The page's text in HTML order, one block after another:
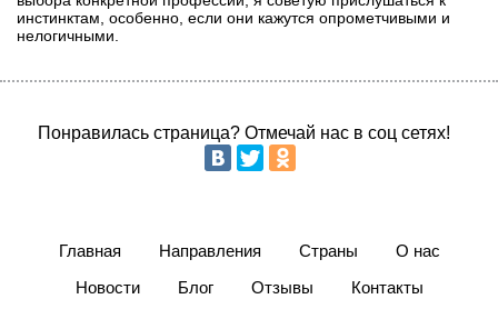
инстинктам, особенно, если они кажутся опрометчивыми и
нелогичными.
Понравилась страница? Отмечай нас в соц сетях!
Главная Направления Страны
О нас
Новости
Блог Отзывы Контакты